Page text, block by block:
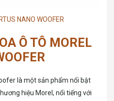
NANO WOOFER
Ô TÔ MOREL
là một sản phẩm nổi bật
hiệu Morel, nổi tiếng với